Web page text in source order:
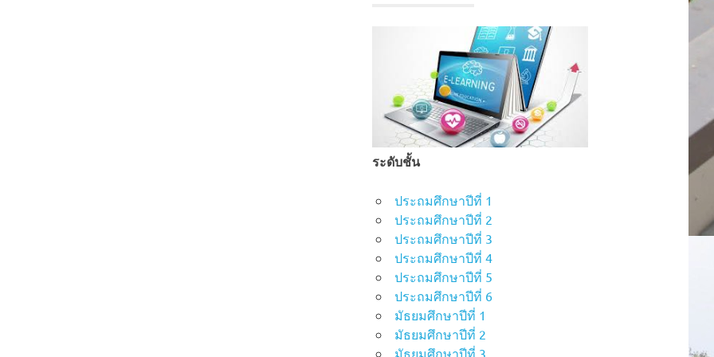
ระดับชั้น
ประถมศึกษาปีที่ 1
ประถมศึกษาปีที่ 2
ประถมศึกษาปีที่ 3
ประถมศึกษาปีที่ 4
ประถมศึกษาปีที่ 5
ประถมศึกษาปีที่ 6
มัธยมศึกษาปีที่ 1
มัธยมศึกษาปีที่ 2
มัธยมศึกษาปีที่ 3